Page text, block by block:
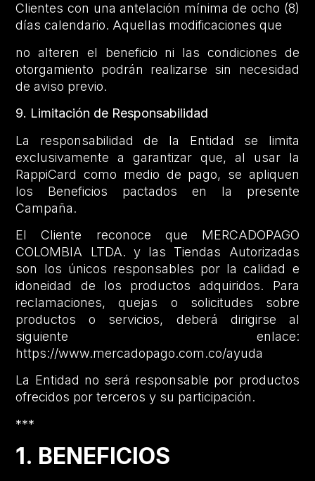
Clientes con una antelación mínima de ocho (8)
días calendario. Aquellas modificaciones que
no alteren el beneficio ni las condiciones de
otorgamiento podrán realizarse sin necesidad
de aviso previo.
9. Limitación de Responsabilidad
La responsabilidad de la Entidad se limita
exclusivamente a garantizar que, al usar la
RappiCard como medio de pago, se apliquen
los Beneficios pactados en la presente
Campaña.
El Cliente reconoce que MERCADOPAGO
COLOMBIA LTDA. y las Tiendas Autorizadas
son los únicos responsables por la calidad e
idoneidad de los productos adquiridos. Para
reclamaciones, quejas o solicitudes sobre
productos o servicios, deberá dirigirse al
siguiente enlace:
https://www.mercadopago.com.co/ayuda
La Entidad no será responsable por productos
ofrecidos por terceros y su participación.
***
1. BENEFICIOS